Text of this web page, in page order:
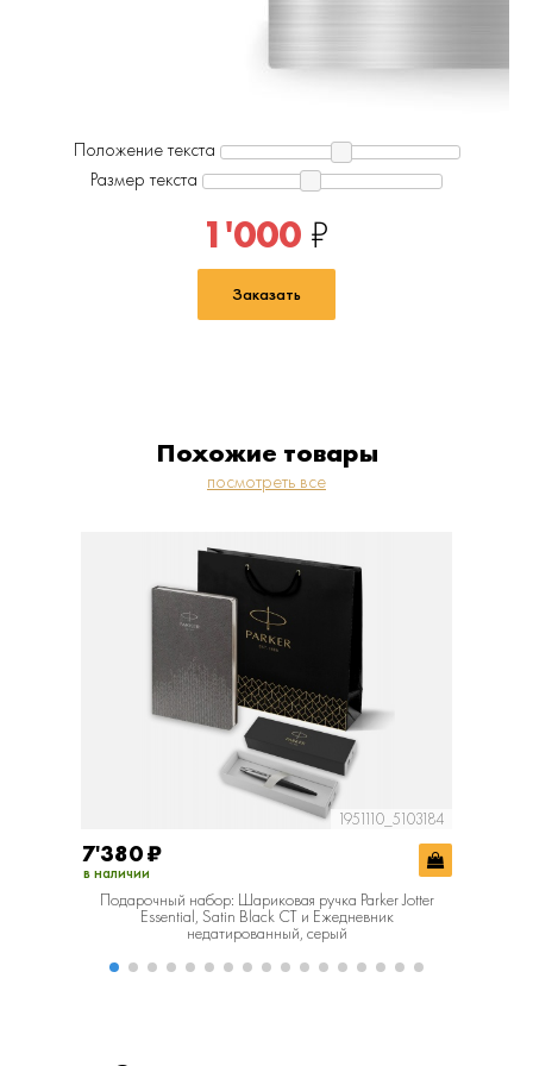
Положение текста
Размер текста
1'000 ₽
Заказать
Похожие товары
посмотреть все
1951110_5103184
7'380₽
в наличии
Подарочный набор: Шариковая ручка Parker Jotter
Essential, Satin Black CT и Ежедневник
недатированный, серый